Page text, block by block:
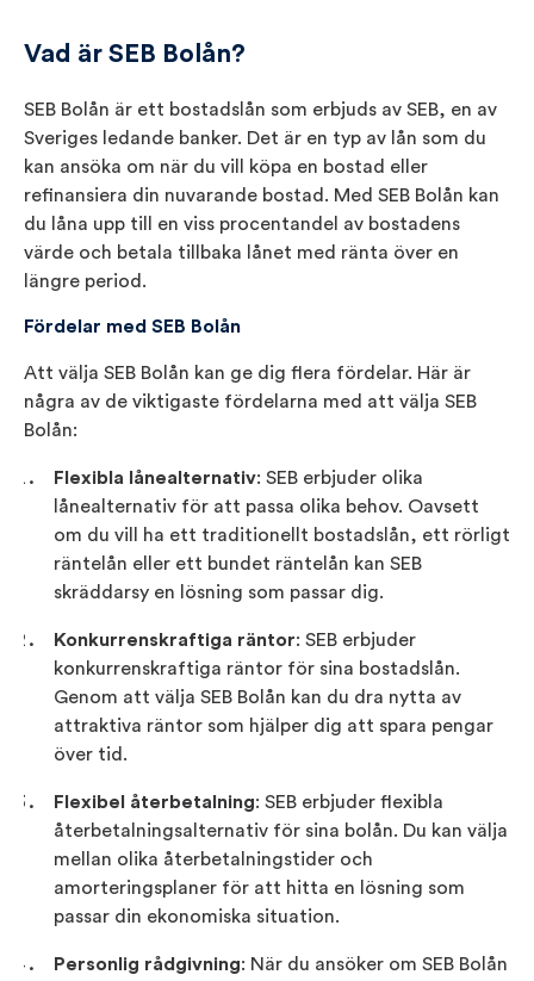
Vad är SEB Bolån?
SEB Bolån är ett bostadslån som erbjuds av SEB, en av
Sveriges ledande banker. Det är en typ av lån som du
kan ansöka om när du vill köpa en bostad eller
refinansiera din nuvarande bostad. Med SEB Bolån kan
du låna upp till en viss procentandel av bostadens
värde och betala tillbaka lånet med ränta över en
längre period.
Fördelar med SEB Bolån
Att välja SEB Bolån kan ge dig flera fördelar. Här är
några av de viktigaste fördelarna med att välja SEB
Bolån:
Flexibla lånealternativ: SEB erbjuder olika
lånealternativ för att passa olika behov. Oavsett
om du vill ha ett traditionellt bostadslån, ett rörligt
räntelån eller ett bundet räntelån kan SEB
skräddarsy en lösning som passar dig.
Konkurrenskraftiga räntor: SEB erbjuder
konkurrenskraftiga räntor för sina bostadslån.
Genom att välja SEB Bolån kan du dra nytta av
attraktiva räntor som hjälper dig att spara pengar
över tid.
Flexibel återbetalning: SEB erbjuder flexibla
återbetalningsalternativ för sina bolån. Du kan välja
mellan olika återbetalningstider och
amorteringsplaner för att hitta en lösning som
passar din ekonomiska situation.
Personlig rådgivning: När du ansöker om SEB Bolån